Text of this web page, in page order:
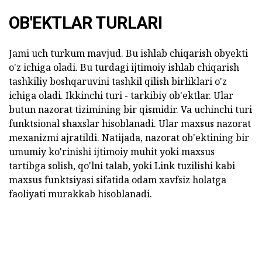
OB'EKTLAR TURLARI
Jami uch turkum mavjud. Bu ishlab chiqarish obyekti
o'z ichiga oladi. Bu turdagi ijtimoiy ishlab chiqarish
tashkiliy boshqaruvini tashkil qilish birliklari o'z
ichiga oladi. Ikkinchi turi - tarkibiy ob'ektlar. Ular
butun nazorat tizimining bir qismidir. Va uchinchi turi
funktsional shaxslar hisoblanadi. Ular maxsus nazorat
mexanizmi ajratildi. Natijada, nazorat ob'ektining bir
umumiy ko'rinishi ijtimoiy muhit yoki maxsus
tartibga solish, qo'lni talab, yoki Link tuzilishi kabi
maxsus funktsiyasi sifatida odam xavfsiz holatga
faoliyati murakkab hisoblanadi.